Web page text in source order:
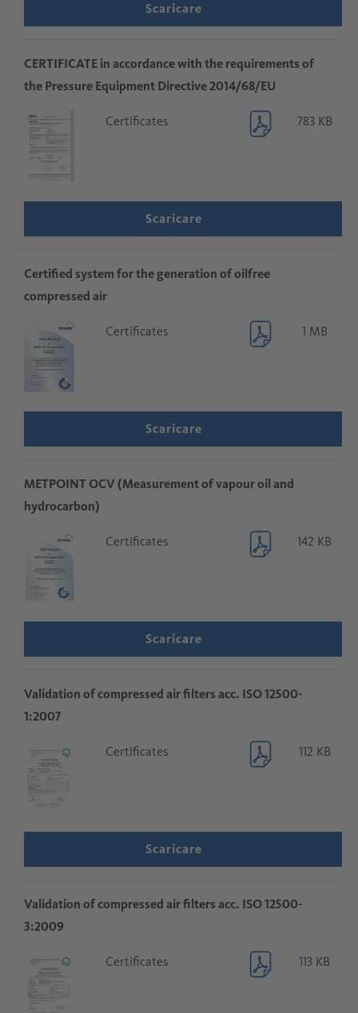
Scaricare
CERTIFICATE in accordance with the requirements of
the Pressure Equipment Directive 2014/68/EU
Certificates 783 KB
Scaricare
Certified system for the generation of oilfree
compressed air
Certificates 1 MB
Scaricare
METPOINT OCV (Measurement of vapour oil and
hydrocarbon)
Certificates 142 KB
Scaricare
Validation of compressed air filters acc. ISO 12500-
1:2007
Certificates 112 KB
Scaricare
Validation of compressed air filters acc. ISO 12500-
3:2009
Certificates 113 KB